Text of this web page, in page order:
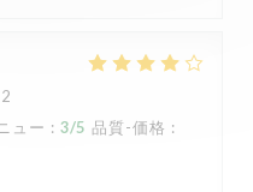
ュー : 3/5 品質-価格 :